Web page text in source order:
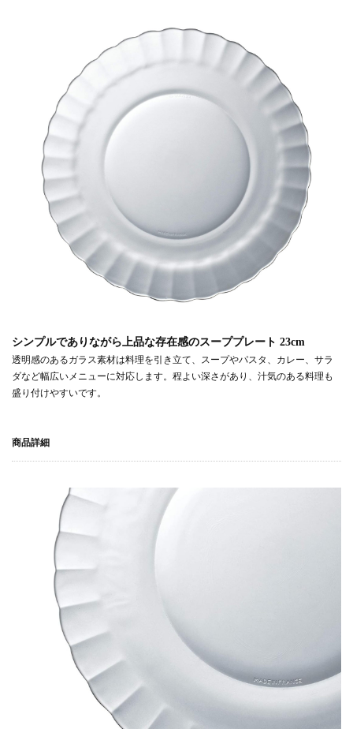
シンプルでありながら上品な存在感のスーププレート 23cm
透明感のあるガラス素材は料理を引き立て、スープやパスタ、カレー、サラ
ダなど幅広いメニューに対応します。程よい深さがあり、汁気のある料理も
盛り付けやすいです。
商品詳細